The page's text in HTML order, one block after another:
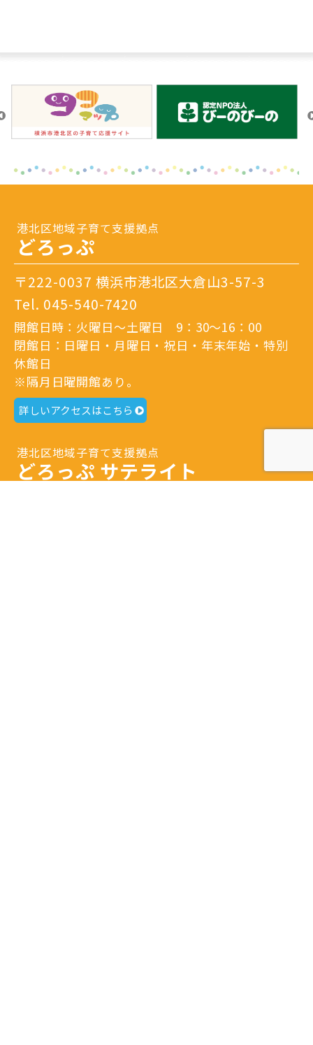
港北区地域子育て支援拠点
どろっぷ
〒222-0037 横浜市港北区大倉山3-57-3
Tel. 045-540-7420
開館日時：火曜日～土曜日 9：30～16：00
閉館日：日曜日・月曜日・祝日・年末年始・特別
休館日
※隔月日曜開館あり。
詳しいアクセスはこちら
港北区地域子育て支援拠点
どろっぷ サテライト